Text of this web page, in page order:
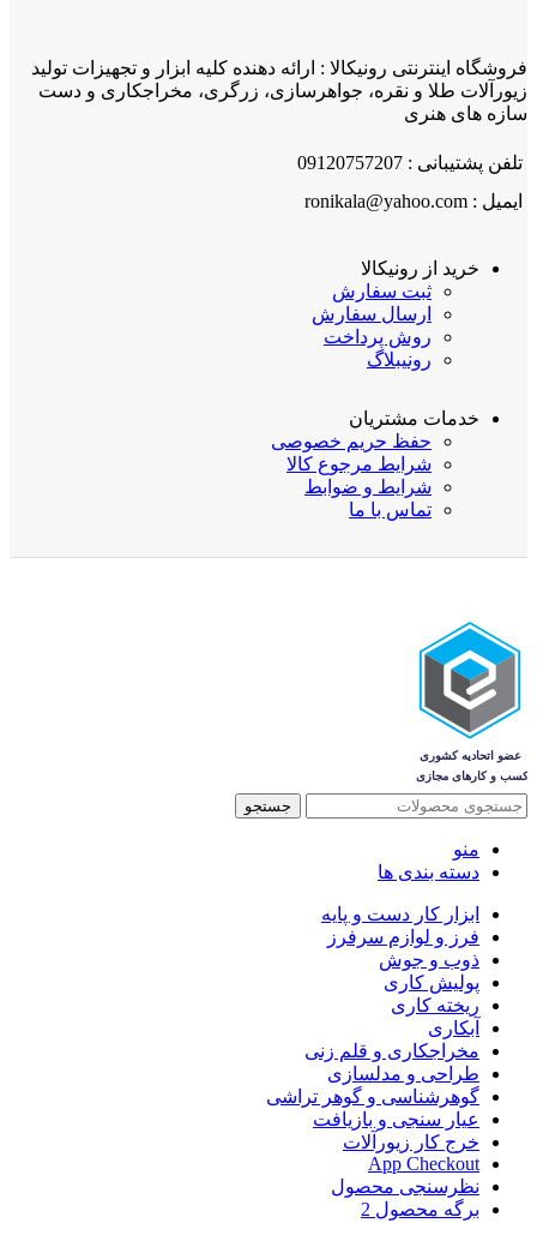
فروشگاه اینترنتی رونیکالا : ارائه دهنده کلیه ابزار و تجهیزات تولید
زیورآلات طلا و نقره، جواهرسازی، زرگری، مخراجکاری و دست
سازه های هنری
تلفن پشتیبانی : 09120757207
ایمیل : ronikala@yahoo.com
خرید از رونیکالا
ثبت سفارش
ارسال سفارش
روش پرداخت
رونیبلاگ
خدمات مشتریان
حفظ حریم خصوصی
شرایط مرجوع کالا
شرایط و ضوابط
تماس با ما
جستجو
منو
دسته بندی ها
ابزار کار دست و پایه
فرز و لوازم سرفرز
ذوب و جوش
پولیش کاری
ریخته کاری
آبکاری
مخراجکاری و قلم زنی
طراحی و مدلسازی
گوهرشناسی و گوهر تراشی
عیار سنجی و بازیافت
خرج کار زیورآلات
App Checkout
نظرسنجی محصول
برگه محصول 2